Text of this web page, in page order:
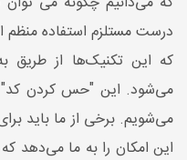
درست مستلزم استفاده
که این تکنیک‌ها از طریق
می‌شود. این "حس کردن کد"
می‌شویم. برخی از ما باید
این امکان را به ما می‌دهد